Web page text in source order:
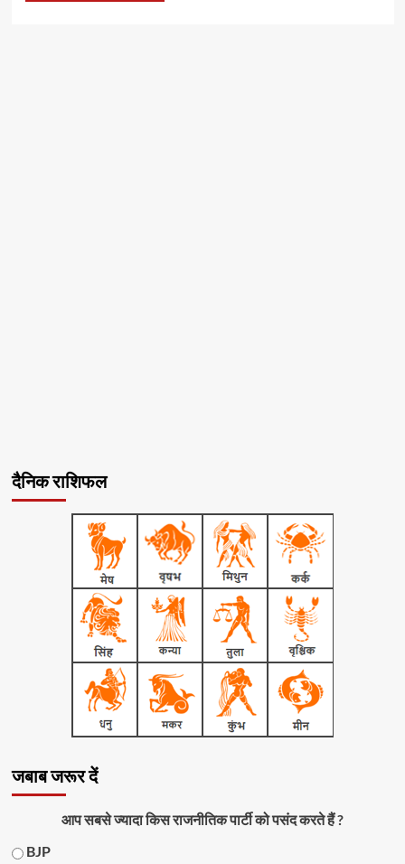
दैनिक राशिफल
जबाब जरूर दें
आप सबसे ज्यादा किस राजनीतिक पार्टी को पसंद करते हैं ?
BJP